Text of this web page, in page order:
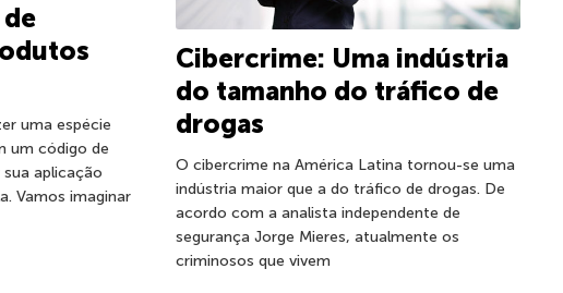
uma espécie
um código de
aplicação
Vamos imaginar
Cibercrime: Uma indústria
do tamanho do tráfico de
drogas
O cibercrime na América Latina tornou-se uma
indústria maior que a do tráfico de drogas. De
acordo com a analista independente de
segurança Jorge Mieres, atualmente os
criminosos que vivem